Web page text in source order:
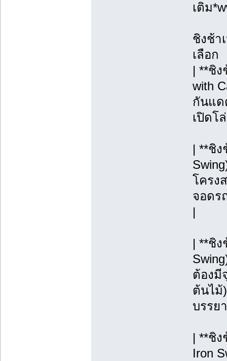
เติม
ชิงช้า
เลือก
| **ชิง
with
กันแด
เปิดโ
| **ชิ
โครง
จอดร
|
| **ชิ
ต้องมี
ต้นไม้
บรรย
| **ชิง
Iron